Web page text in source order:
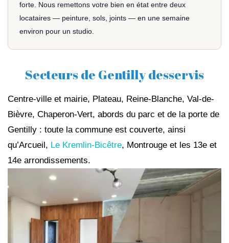
forte. Nous remettons votre bien en état entre deux
locataires — peinture, sols, joints — en une semaine
environ pour un studio.
Secteurs de Gentilly desservis
Centre-ville et mairie, Plateau, Reine-Blanche, Val-de-
Bièvre, Chaperon-Vert, abords du parc et de la porte de
Gentilly : toute la commune est couverte, ainsi
qu’Arcueil, Le Kremlin-Bicêtre, Montrouge et les 13e et
14e arrondissements.